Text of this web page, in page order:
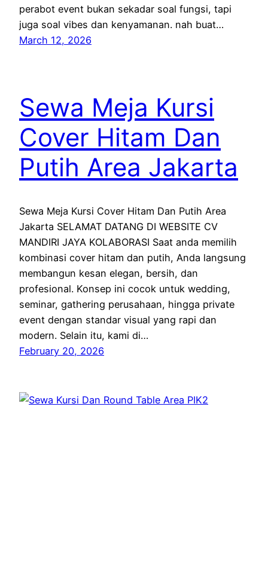
perabot event bukan sekadar soal fungsi, tapi
juga soal vibes dan kenyamanan. nah buat…
March 12, 2026
Sewa Meja Kursi
Cover Hitam Dan
Putih Area Jakarta
Sewa Meja Kursi Cover Hitam Dan Putih Area
Jakarta SELAMAT DATANG DI WEBSITE CV
MANDIRI JAYA KOLABORASI Saat anda memilih
kombinasi cover hitam dan putih, Anda langsung
membangun kesan elegan, bersih, dan
profesional. Konsep ini cocok untuk wedding,
seminar, gathering perusahaan, hingga private
event dengan standar visual yang rapi dan
modern. Selain itu, kami di…
February 20, 2026